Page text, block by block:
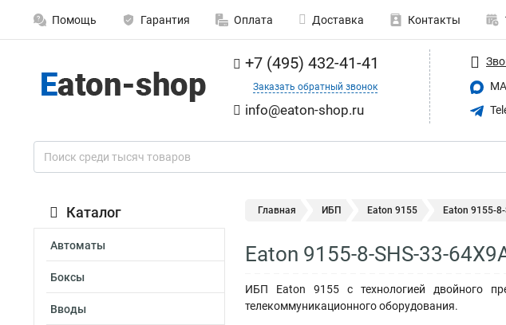
Помощь Гарантия Оплата Доставка Контакты
+7 (495) 432-41-41
Заказать обратный звонок
info@eaton-shop.ru
Каталог
Автоматы
Боксы
Вводы
Главная ИБП Eaton 9155 Eaton 9155-
Eaton 9155-8-SHS-33-
ИБП Eaton 9155 с технологией двойного
телекоммуникационного оборудования.